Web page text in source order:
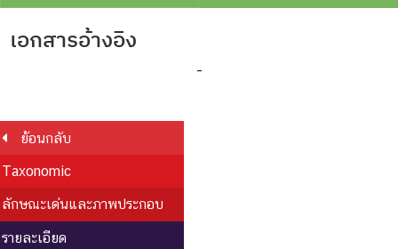
เอกสารอ้างอิง
-
ย้อนกลับ
Taxonomic
ลักษณะเด่นและภาพประกอบ
รายละเอียด